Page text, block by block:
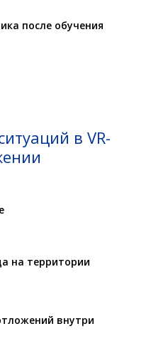
после обучения
в VR-
на территории
внутри